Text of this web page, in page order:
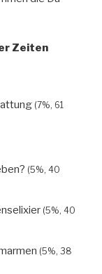
Zeiten
(7%, 61
(5%, 40
(5%, 40
(5%, 38